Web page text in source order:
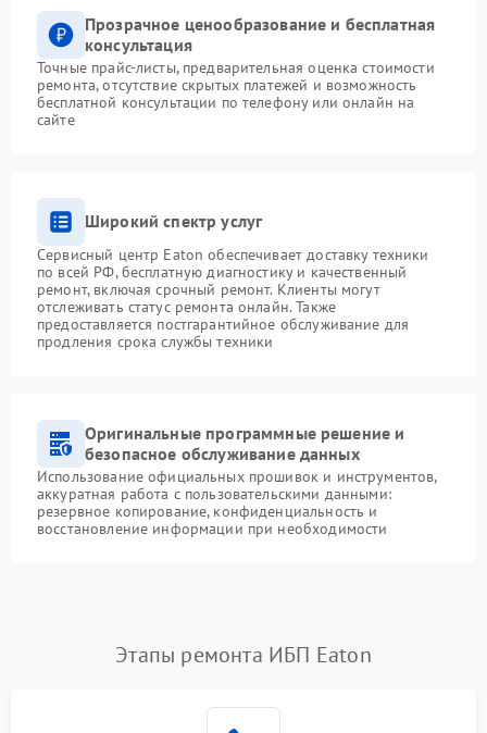
Прозрачное ценообразование и бесплатная
консультация
Точные прайс-листы, предварительная оценка стоимости
ремонта, отсутствие скрытых платежей и возможность
бесплатной консультации по телефону или онлайн на
сайте
Широкий спектр услуг
Сервисный центр Eaton обеспечивает доставку техники
по всей РФ, бесплатную диагностику и качественный
ремонт, включая срочный ремонт. Клиенты могут
отслеживать статус ремонта онлайн. Также
предоставляется постгарантийное обслуживание для
продления срока службы техники
Оригинальные программные решение и
безопасное обслуживание данных
Использование официальных прошивок и инструментов,
аккуратная работа с пользовательскими данными:
резервное копирование, конфиденциальность и
восстановление информации при необходимости
Этапы ремонта ИБП Eaton